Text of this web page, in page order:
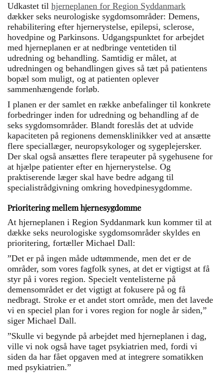
Udkastet til hjerneplanen for Region Syddanmark
dækker seks neurologiske sygdomsområder: Demens,
rehabilitering efter hjernerystelse, epilepsi, sclerose,
hovedpine og Parkinsons. Udgangspunktet for arbejdet
med hjerneplanen er at nedbringe ventetiden til
udredning og behandling. Samtidig er målet, at
udredningen og behandlingen gives så tæt på patientens
bopæl som muligt, og at patienten oplever
sammenhængende forløb.
I planen er der samlet en række anbefalinger til konkrete
forbedringer inden for udredning og behandling af de
seks sygdomsområder. Blandt foreslås det at udvide
kapaciteten på regionens demensklinikker ved at ansætte
flere speciallæger, neuropsykologer og sygeplejersker.
Der skal også ansættes flere terapeuter på sygehusene for
at hjælpe patienter efter en hjernerystelse. Og
praktiserende læger skal have bedre adgang til
specialistrådgivning omkring hovedpinesygdomme.
Prioritering mellem hjernesygdomme
At hjerneplanen i Region Syddanmark kun kommer til at
dække seks neurologiske sygdomsområder skyldes en
prioritering, fortæller Michael Dall:
”Det er på ingen måde udtømmende, men det er de
områder, som vores fagfolk synes, at det er vigtigst at få
styr på i vores region. Specielt ventelisterne på
demensområdet er det vigtigt at fokusere på og få
nedbragt. Stroke er et andet stort område, men det lavede
vi en speciel plan for i vores region for nogle år siden,”
siger Michael Dall.
”Skulle vi begynde på arbejdet med hjerneplanen i dag,
ville vi nok også have taget psykiatrien med, fordi vi
siden da har fået opgaven med at integrere somatikken
med psykiatrien.”